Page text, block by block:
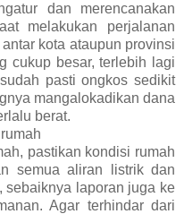
dan merencanakan
melakukan perjalanan
kota ataupun provinsi
cukup besar, terlebih lagi
pasti ongkos sedikit
mangalokadikan dana
berat.
pastikan kondisi rumah
semua aliran listrik dan
laporan juga ke
Agar terhindar dari